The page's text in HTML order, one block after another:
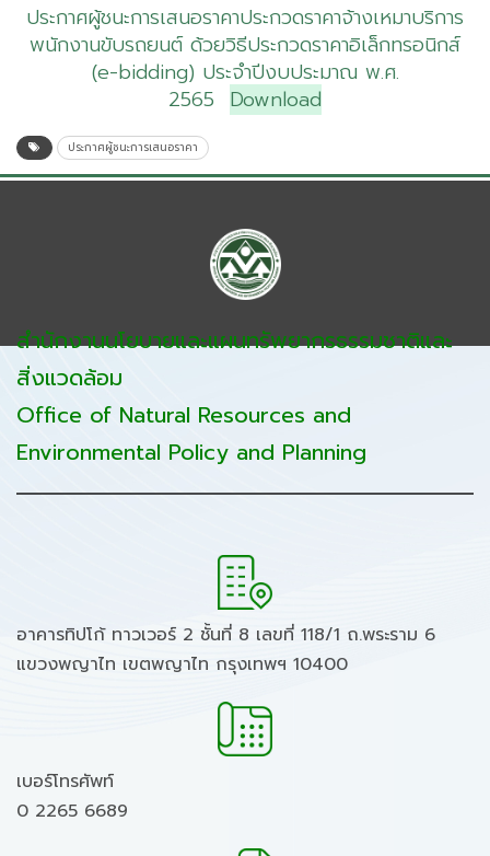
ประกาศผู้ชนะการเสนอราคาประกวดราคาจ้างเหมาบริการ
พนักงานขับรถยนต์ ด้วยวิธีประกวดราคาอิเล็กทรอนิกส์
(e-bidding) ประจำปีงบประมาณ พ.ศ.
2565 Download
ประกาศผู้ชนะการเสนอราคา
สำนักงานนโยบายและแผนทรัพยากรธรรมชาติและ
สิ่งแวดล้อม
Office of Natural Resources and
Environmental Policy and Planning
อาคารทิปโก้ ทาวเวอร์ 2 ชั้นที่ 8 เลขที่ 118/1 ถ.พระราม 6
แขวงพญาไท เขตพญาไท กรุงเทพฯ 10400
เบอร์โทรศัพท์
0 2265 6689